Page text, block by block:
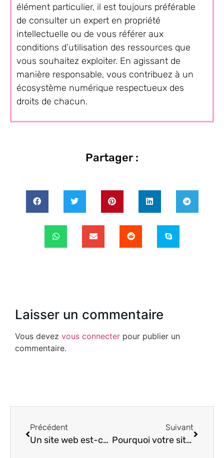
élément particulier, il est toujours préférable
de consulter un expert en propriété
intellectuelle ou de vous référer aux
conditions d’utilisation des ressources que
vous souhaitez exploiter. En agissant de
manière responsable, vous contribuez à un
écosystème numérique respectueux des
droits de chacun.
Partager :
Laisser un commentaire
Vous devez vous connecter pour publier un
commentaire.
Précédent
Un site web est-ce utile ?
Suivant
Pourquoi votre site doit-être irréprochable ?